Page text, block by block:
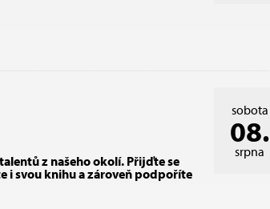
sobota
08.
srpna
z našeho okolí. Přijďte se
i svou knihu a zároveň podpoříte